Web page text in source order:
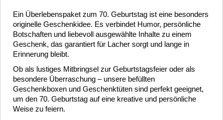
Ein Überlebenspaket zum 70. Geburtstag ist eine besonders
originelle Geschenkidee. Es verbindet Humor, persönliche
Botschaften und liebevoll ausgewählte Inhalte zu einem
Geschenk, das garantiert für Lacher sorgt und lange in
Erinnerung bleibt.
Ob als lustiges Mitbringsel zur Geburtstagsfeier oder als
besondere Überraschung – unsere befüllten
Geschenkboxen und Geschenktüten sind perfekt geeignet,
um den 70. Geburtstag auf eine kreative und persönliche
Weise zu feiern.